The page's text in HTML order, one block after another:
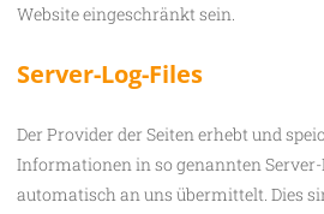
Website eingeschränkt sein.
Server-Log-Files
Der Provider der Seiten erhebt und
Informationen in so genannten
automatisch an uns übermittelt. Dies